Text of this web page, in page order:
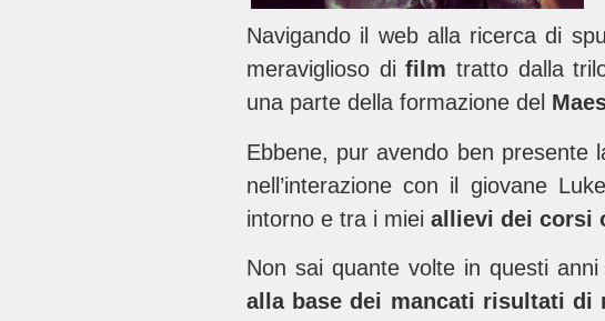
Navigando il web alla ricerca di
meraviglioso difilm tratto dalla
una parte della formazione del
Ebbene, pur avendo ben presente
nell’interazione con il giovane
intorno e tra i miei allievi dei corsi
Non sai quante volte in questi
alla base dei mancati risultati di